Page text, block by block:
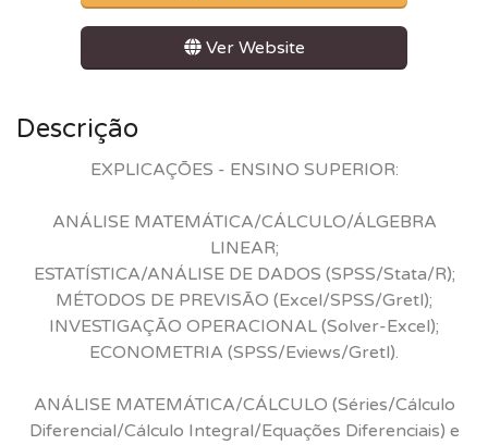
Ver Website
Descrição
EXPLICAÇÕES - ENSINO SUPERIOR:
ANÁLISE MATEMÁTICA/CÁLCULO/ÁLGEBRA
LINEAR;
ESTATÍSTICA/ANÁLISE DE DADOS (SPSS/Stata/R);
MÉTODOS DE PREVISÃO (Excel/SPSS/Gretl);
INVESTIGAÇÃO OPERACIONAL (Solver-Excel);
ECONOMETRIA (SPSS/Eviews/Gretl).
ANÁLISE MATEMÁTICA/CÁLCULO (Séries/Cálculo
Diferencial/Cálculo Integral/Equações Diferenciais) e